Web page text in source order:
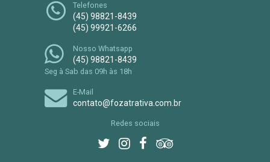
Telefones
(45) 98821-8439
(45) 99921-6266
Nosso Whatsapp
(45) 98821-8439
Seg à Sab das 09h às 18h
E-Mail
contato@fozatrativa.com.br
Redes sociais